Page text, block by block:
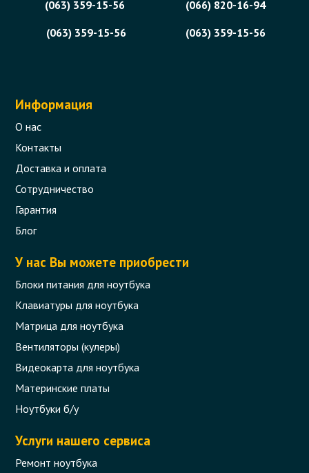
(063) 359-15-56
(066) 820-16-94
(063) 359-15-56
(063) 359-15-56
Информация
О нас
Контакты
Доставка и оплата
Сотрудничество
Гарантия
Блог
У нас Вы можете приобрести
Блоки питания для ноутбука
Клавиатуры для ноутбука
Матрица для ноутбука
Вентиляторы (кулеры)
Видеокарта для ноутбука
Материнские платы
Ноутбуки б/у
Услуги нашего сервиса
Ремонт ноутбука